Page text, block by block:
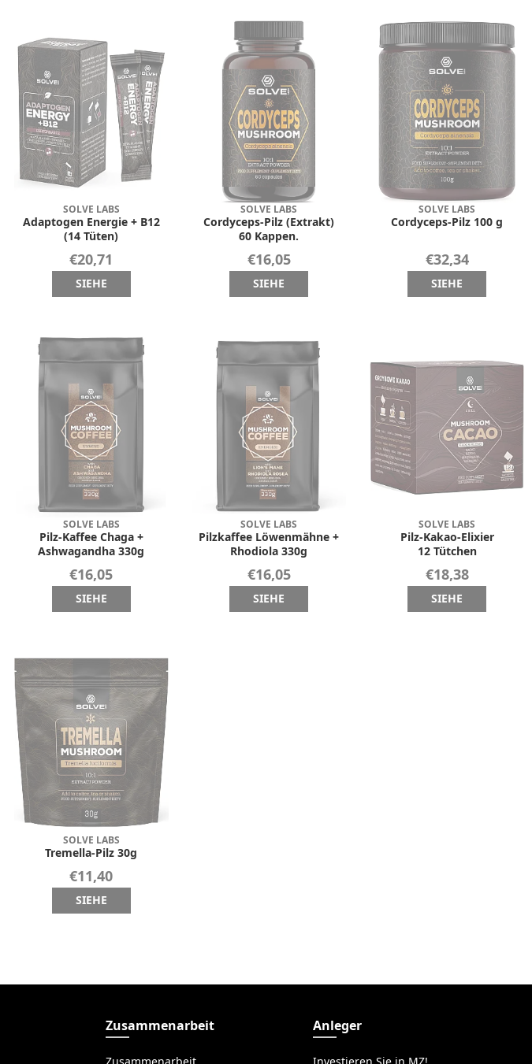
SOLVE LABS
Adaptogen Energie + B12
(14 Tüten)
€20,71
SIEHE
SOLVE LABS
Cordyceps-Pilz (Extrakt)
60 Kappen.
€16,05
SIEHE
SOLVE LABS
Cordyceps-Pilz 100 g
€32,34
SIEHE
SOLVE LABS
Pilz-Kaffee Chaga +
Ashwagandha 330g
€16,05
SIEHE
SOLVE LABS
Pilzkaffee Löwenmähne +
Rhodiola 330g
€16,05
SIEHE
SOLVE LABS
Pilz-Kakao-Elixier
12 Tütchen
€18,38
SIEHE
SOLVE LABS
Tremella-Pilz 30g
€11,40
SIEHE
Zusammenarbeit Anleger